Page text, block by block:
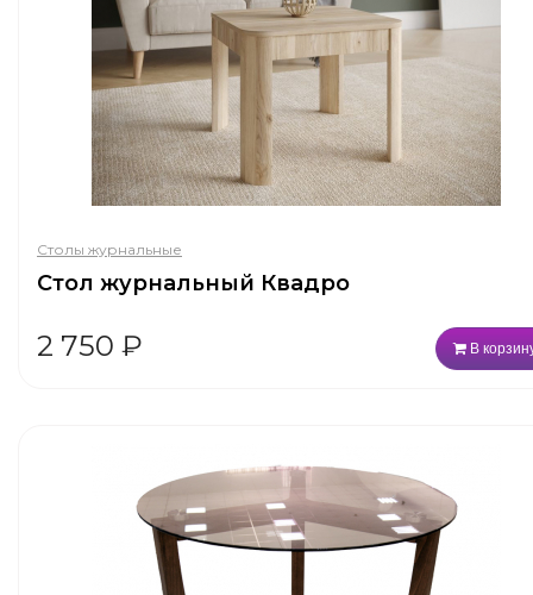
Столы журнальные
Стол журнальный Квадро
2 750 ₽ В